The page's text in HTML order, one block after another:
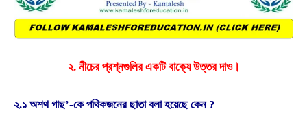
২. নীচের প্রশ্নগুলির একটি বাক্যে উত্তর দাও।
২.১ অশথ গাছ’-কে পথিকজনের ছাতা বলা হয়েছে কেন ?